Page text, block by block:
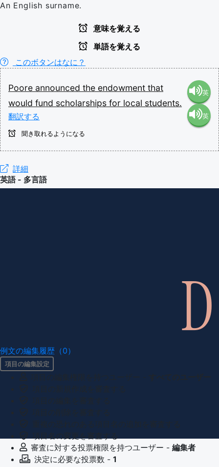
An English surname.
意味を覚える
単語を覚える
このボタンはなに？
Poore announced the endowment that
would fund scholarships for local students.
翻訳する
英
語（米
英
聞き取れるようになる
詳細
英語 - 多言語
例文の編集履歴（0）
項目の編集設定
審査に対する投票権限を持つユーザー - 編集者
決定に必要な投票数 - 1